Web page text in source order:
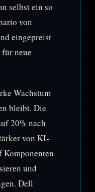
selbst ein so
von
eingepreist
neue
Wachstum
bleibt. Die
20% nach
von KI-
Komponenten
und
Dell